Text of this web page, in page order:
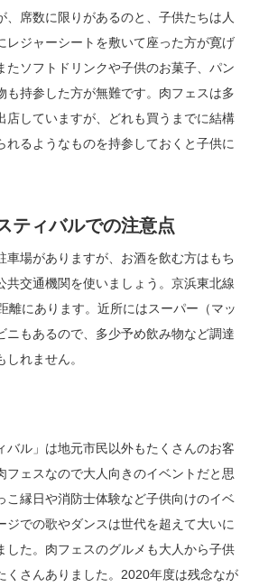
、席数に限りがあるのと、子供たちは人
レジャーシートを敷いて座った方が寛げ
たソフトドリンクや子供のお菓子、パン
も持参した方が無難です。肉フェスは多
店していますが、どれも買うまでに結構
れるようなものを持参しておくと子供に
ティバルでの注意点
車場がありますが、お酒を飲む方はもち
共交通機関を使いましょう。京浜東北線
離にあります。近所にはスーパー（マッ
ニもあるので、多少予め飲み物など調達
れません。
バル」は地元市民以外もたくさんのお客
フェスなので大人向きのイベントだと思
こ縁日や消防士体験など子供向けのイベ
ジでの歌やダンスは世代を超えて大いに
した。肉フェスのグルメも大人から子供
くさんありました。2020年度は残念なが